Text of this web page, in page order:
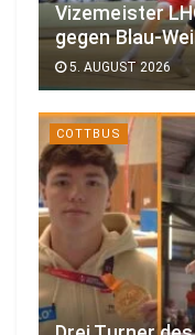
Vizemeister
gegen Blau-
5. AUGUST 2026
COTTBUS